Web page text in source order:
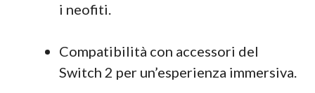
i neofiti.
Compatibilità con accessori del
Switch 2 per un’esperienza immersiva.